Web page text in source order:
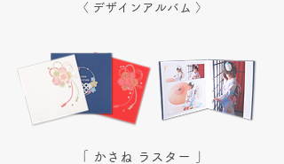
​〈 デザインアルバム 〉
「 かさね ラスター 」